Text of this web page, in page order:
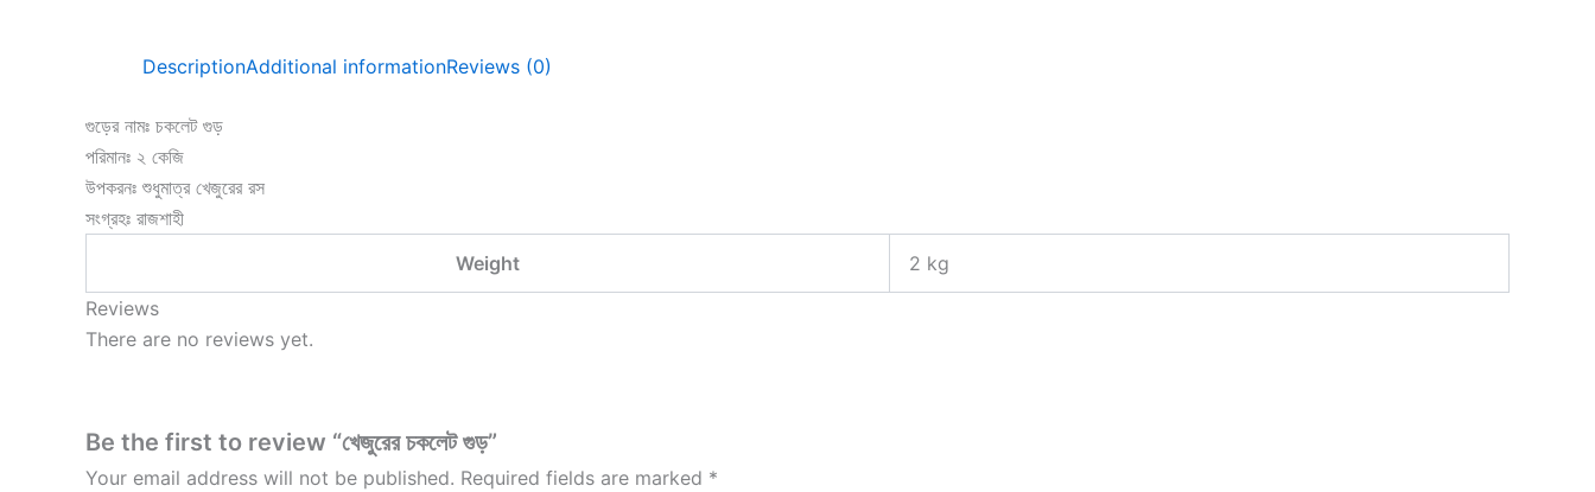
DescriptionAdditional informationReviews (0)
গুড়ের নামঃ চকলেট গুড়
পরিমানঃ ২ কেজি
উপকরনঃ শুধুমাত্র খেজুরের রস
সংগ্রহঃ রাজশাহী
Weight
2 kg
Reviews
There are no reviews yet.
Be the first to review “খেজুরের চকলেট গুড়”
Your email address will not be published. Required fields are marked *